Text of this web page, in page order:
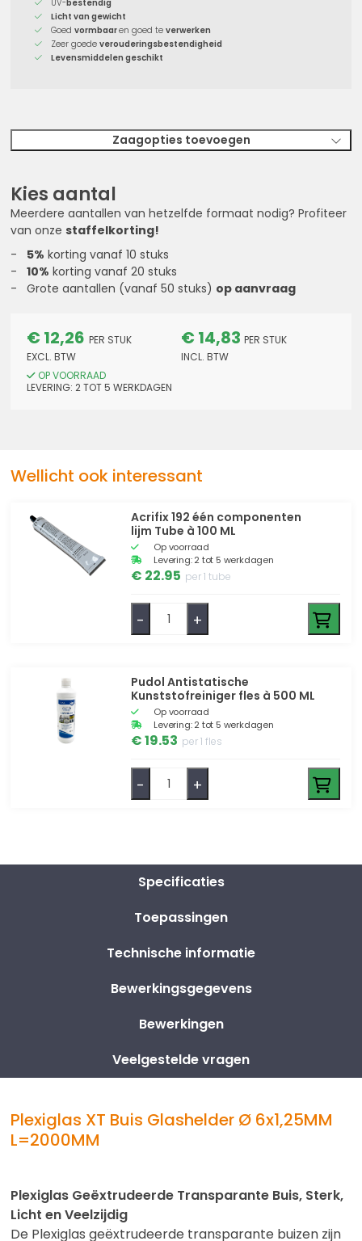
UV-bestendig
Licht van gewicht
Goedvormbaaren goed teverwerken
Zeer goedeverouderingsbestendigheid
Levensmiddelen geschikt
Zaagopties toevoegen
Kies aantal
Meerdere aantallen van hetzelfde formaat nodig? Profiteer
van onzestaffelkorting!
5% korting vanaf 10 stuks
10% korting vanaf 20 stuks
Grote aantallen (vanaf 50 stuks) op aanvraag
€ 12,26 PER STUK
EXCL. BTW
€ 14,83 PER STUK
INCL. BTW
OP VOORRAAD
LEVERING: 2TOT 5 WERKDAGEN
Wellicht ook interessant
Acrifix 192 één componenten
lijm Tube à 100 ML
Op voorraad
Levering: 2 tot 5 werkdagen
€ 22.95 per 1 tube
- +
Pudol Antistatische
Kunststofreiniger fles à 500 ML
Op voorraad
Levering: 2 tot 5 werkdagen
€ 19.53 per 1 fles
- +
Specificaties
Toepassingen
Technische informatie
Bewerkingsgegevens
Bewerkingen
Veelgestelde vragen
Plexiglas XT Buis Glashelder Ø 6x1,25MM
L=2000MM
Plexiglas Geëxtrudeerde Transparante Buis, Sterk,
Licht en Veelzijdig
De Plexiglas geëxtrudeerde transparante buizen zijn